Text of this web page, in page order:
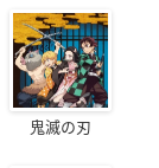
鬼滅の刃